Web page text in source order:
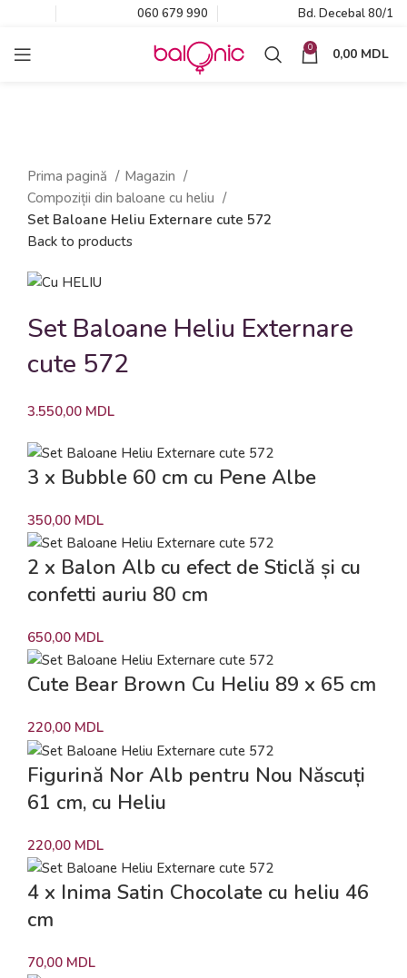
060 679 990 Bd. Decebal 80/1
0 0,00 MDL
Prima pagină
Magazin
Compoziții din baloane cu heliu
Set Baloane Heliu Externare cute 572
Back to products
Set Baloane Heliu Externare
cute 572
3.550,00 MDL
3 x Bubble 60 cm cu Pene Albe
350,00 MDL
2 x Balon Alb cu efect de Sticlă și cu
confetti auriu 80 cm
650,00 MDL
Cute Bear Brown Cu Heliu 89 x 65 cm
220,00 MDL
Figurină Nor Alb pentru Nou Născuți
61 cm, cu Heliu
220,00 MDL
4 x Inima Satin Chocolate cu heliu 46
cm
70,00 MDL